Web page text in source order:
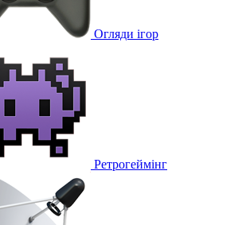
Огляди ігор
Ретрогеймінг